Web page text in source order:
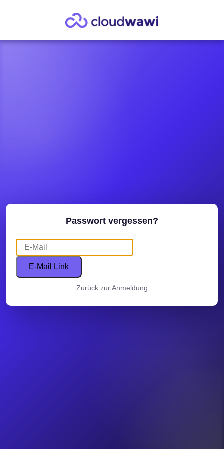
Passwort vergessen?
E-Mail Link
Zurück zur Anmeldung